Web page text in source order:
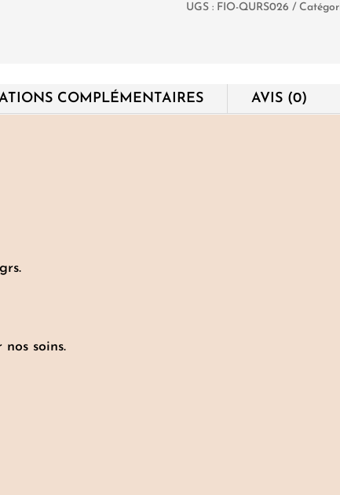
Quartz
UGS : FIO-QURS026
COMPLÉMENTAIRES AVIS (0)
soins.